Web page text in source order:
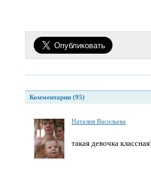
Комментарии (95)
Наталия Васильева
такая девочка